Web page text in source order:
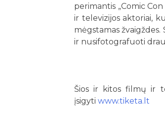
perimantis „Comic
ir televizijos aktoriai,
mėgstamas
ir nusifotografuoti
Šios ir kitos filmų ir
įsigyti www.tiketa.lt